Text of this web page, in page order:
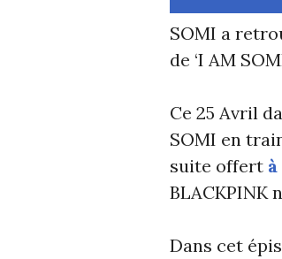
SOMI a
de ‘I AM
Ce 25 Avril
SOMI en
suite offert
BLACKPINK
Dans cet